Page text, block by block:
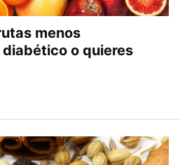
menos
o quieres